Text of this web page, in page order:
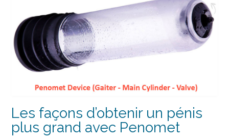
Les façons d’obtenir un pénis
plus grand avec Penomet